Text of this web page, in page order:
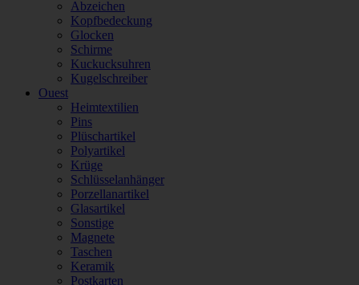
Abzeichen
Kopfbedeckung
Glocken
Schirme
Kuckucksuhren
Kugelschreiber
Ouest
Heimtextilien
Pins
Plüschartikel
Polyartikel
Krüge
Schlüsselanhänger
Porzellanartikel
Glasartikel
Sonstige
Magnete
Taschen
Keramik
Postkarten